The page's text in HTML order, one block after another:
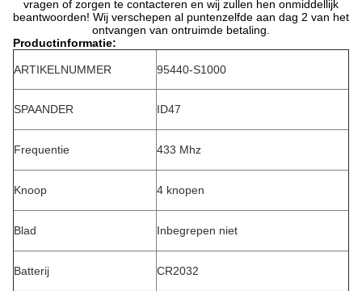
vragen of zorgen te contacteren en wij zullen hen onmiddellijk
beantwoorden! Wij verschepen al puntenzelfde aan dag 2 van het
ontvangen van ontruimde betaling.
Productinformatie:
ARTIKELNUMMER 95440-S1000
SPAANDER ID47
Frequentie 433 Mhz
Knoop 4 knopen
Blad Inbegrepen niet
Batterij CR2032